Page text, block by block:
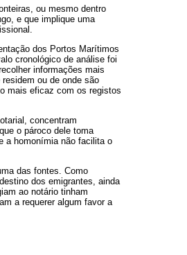
ou mesmo dentro
e que implique uma
dos Portos Marítimos
cronológico de análise foi
informações mais
ou de onde são
mais eficaz com os registos
concentram
o pároco dele toma
a homonímia não facilita o
das fontes. Como
dos emigrantes, ainda
ao notário tinham
a requerer algum favor a